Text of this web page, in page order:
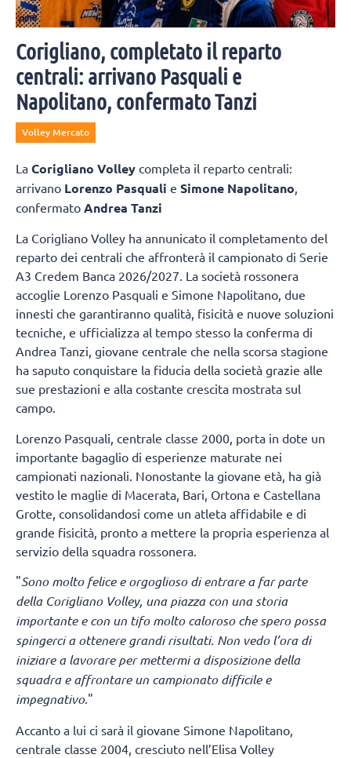
Corigliano, completato il reparto
centrali: arrivano Pasquali e
Napolitano, confermato Tanzi
Volley Mercato
La Corigliano Volley completa il reparto centrali:
arrivano Lorenzo Pasquali e Simone Napolitano
confermato Andrea Tanzi
La Corigliano Volley ha annunicato il completamento del
reparto dei centrali che affronterà il campionato di Serie
A3 Credem Banca 2026/2027. La società rossonera
accoglie Lorenzo Pasquali e Simone Napolitano, due
innesti che garantiranno qualità, fisicità e nuove soluzioni
tecniche, e ufficializza al tempo stesso la conferma di
Andrea Tanzi, giovane centrale che nella scorsa stagione
ha saputo conquistare la fiducia della società grazie alle
sue prestazioni e alla costante crescita mostrata sul
campo.
Lorenzo Pasquali, centrale classe 2000, porta in dote un
importante bagaglio di esperienze maturate nei
campionati nazionali. Nonostante la giovane età, ha già
vestito le maglie di Macerata, Bari, Ortona e Castellana
Grotte, consolidandosi come un atleta affidabile e di
grande fisicità, pronto a mettere la propria esperienza al
servizio della squadra rossonera.
"Sono molto felice e orgoglioso di entrare a far parte
della Corigliano Volley, una piazza con una storia
importante e con un tifo molto caloroso che spero possa
spingerci a ottenere grandi risultati. Non vedo l’ora di
iniziare a lavorare per mettermi a disposizione della
squadra e affrontare un campionato difficile e
impegnativo."
Accanto a lui ci sarà il giovane Simone Napolitano,
centrale classe 2004, cresciuto nell’Elisa Volley